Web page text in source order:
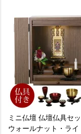
ミニ仏壇 仏壇仏具セ
ウォールナット・ラ